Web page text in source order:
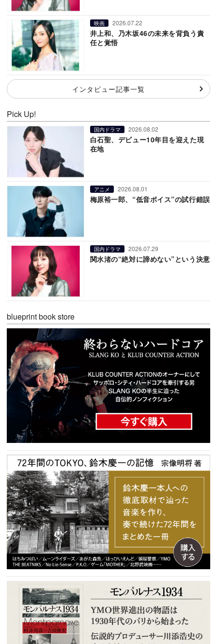
映画 2026.07.22
井上和、乃木坂46の未来を背負う責
任と覚悟
インタビュー記事一覧
Pick Up!
国内ドラマ 2026.08.02
白石聖、デビュー10年目を迎えた現
在地
アニメ 2026.08.01
梅原裕一郎、“低音ボイス”の試行錯誤
国内ドラマ 2026.07.29
関水渚の“絶対に諦めない”という決意
blueprint book store